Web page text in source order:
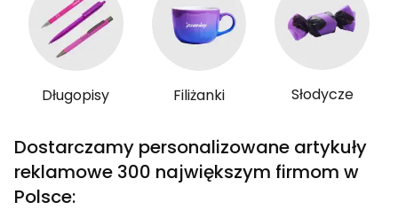
Długopisy Filiżanki Słodycze
Dostarczamy personalizowane artykuły
reklamowe 300 największym firmom w
Polsce: